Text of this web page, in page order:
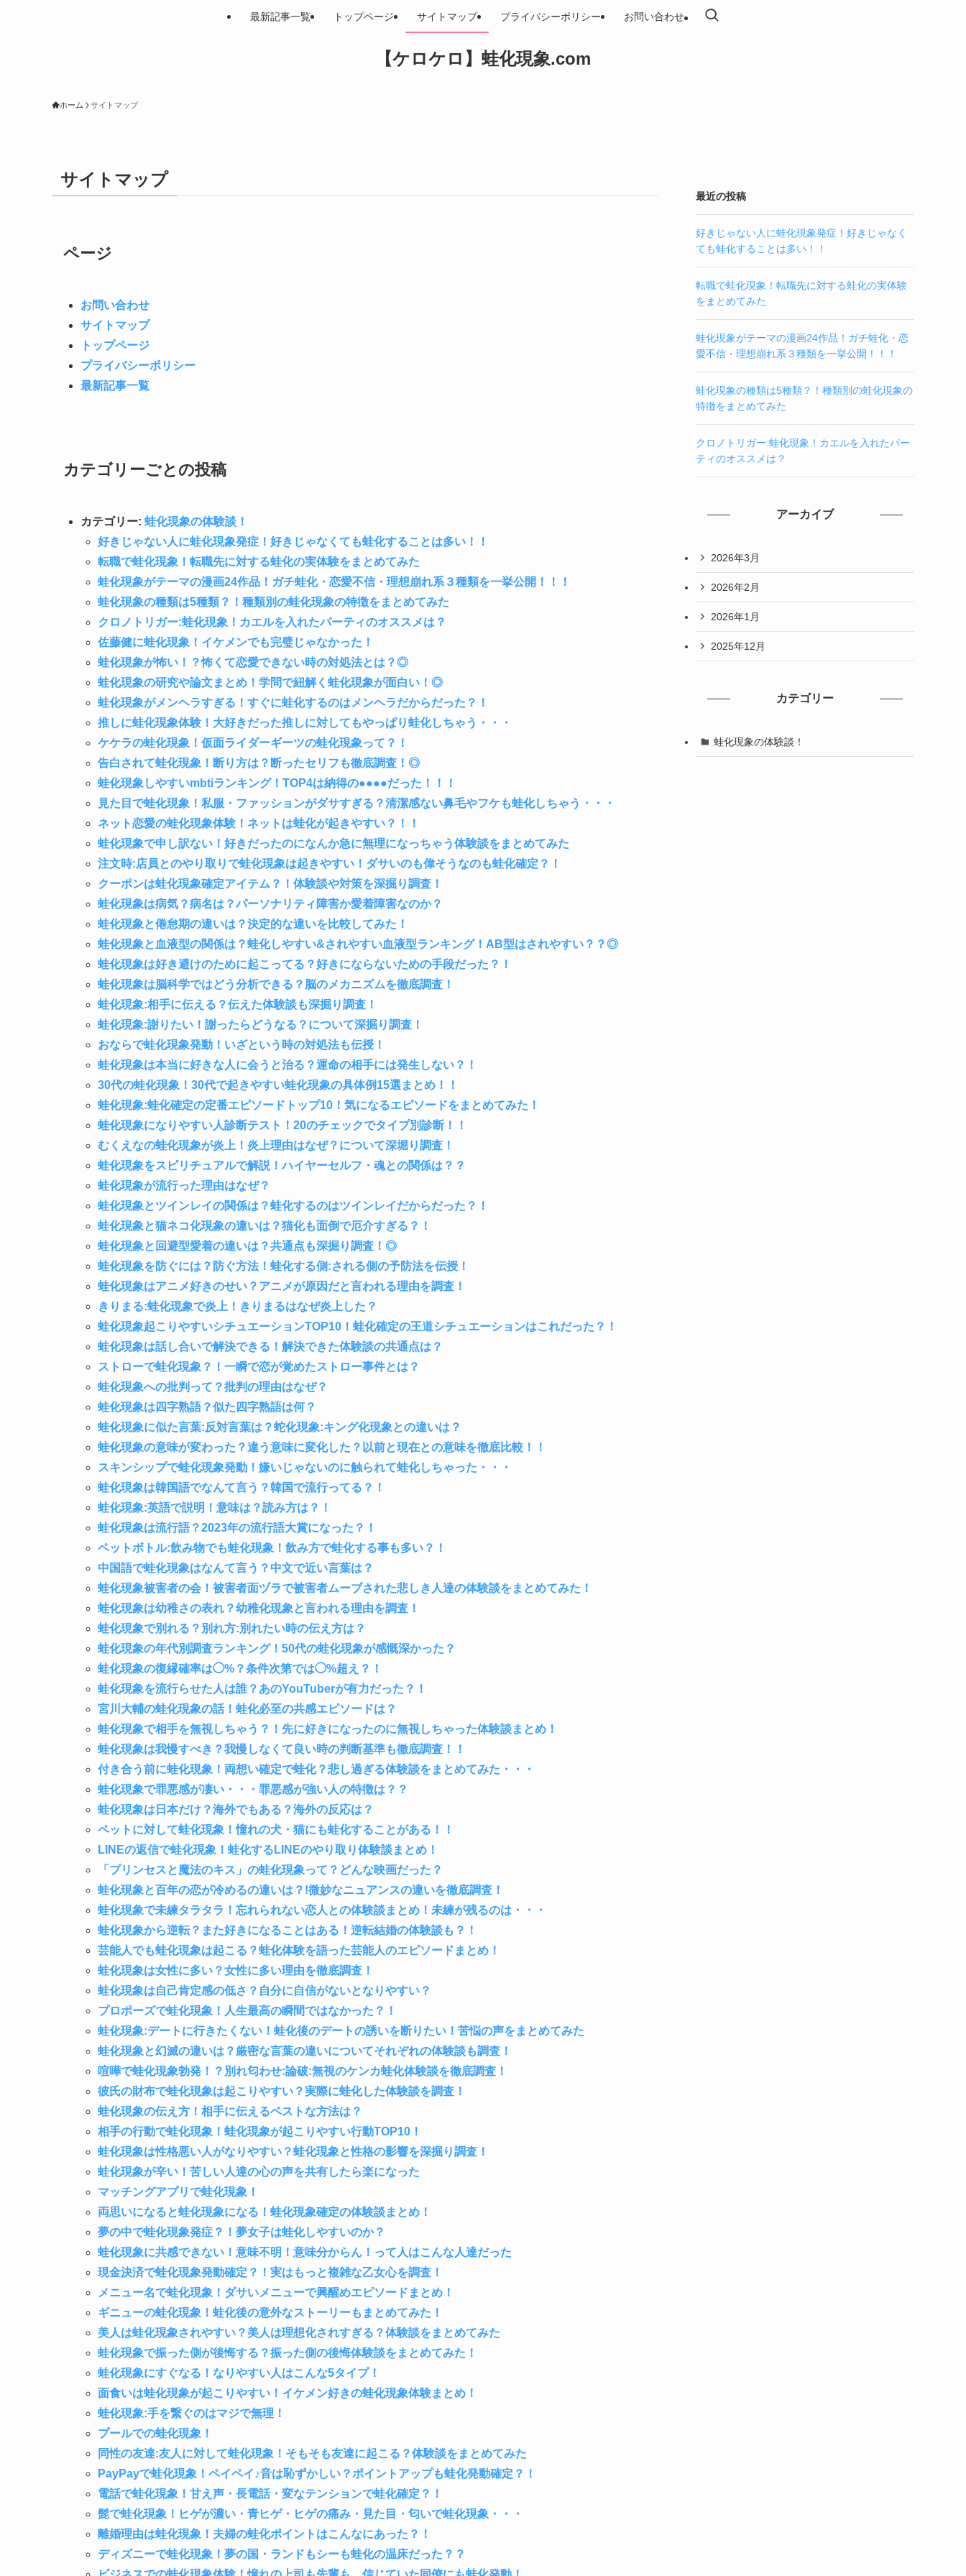
【ケロケロ】蛙化現象.com
最新記事一覧 トップページ サイトマップ プライバシーポリシー お問い合わせ
ホーム サイトマップ
サイトマップ
ページ
お問い合わせ
サイトマップ
トップページ
プライバシーポリシー
最新記事一覧
カテゴリーごとの投稿
カテゴリー: 蛙化現象の体験談！
好きじゃない人に蛙化現象発症！好きじゃなくても蛙化することは多い！！
転職で蛙化現象！転職先に対する蛙化の実体験をまとめてみた
蛙化現象がテーマの漫画24作品！ガチ蛙化・恋愛不信・理想崩れ系３種類を一挙公開！！！
蛙化現象の種類は5種類？！種類別の蛙化現象の特徴をまとめてみた
クロノトリガー:蛙化現象！カエルを入れたパーティのオススメは？
佐藤健に蛙化現象！イケメンでも完璧じゃなかった！
蛙化現象が怖い！？怖くて恋愛できない時の対処法とは？◎
蛙化現象の研究や論文まとめ！学問で紐解く蛙化現象が面白い！◎
蛙化現象がメンヘラすぎる！すぐに蛙化するのはメンヘラだからだった？！
推しに蛙化現象体験！大好きだった推しに対してもやっぱり蛙化しちゃう・・・
ケケラの蛙化現象！仮面ライダーギーツの蛙化現象って？！
告白されて蛙化現象！断り方は？断ったセリフも徹底調査！◎
蛙化現象しやすいmbtiランキング！TOP4は納得の●●●●だった！！！
見た目で蛙化現象！私服・ファッションがダサすぎる？清潔感ない鼻毛やフケも蛙化しちゃう・・・
ネット恋愛の蛙化現象体験！ネットは蛙化が起きやすい？！！
蛙化現象で申し訳ない！好きだったのになんか急に無理になっちゃう体験談をまとめてみた
注文時:店員とのやり取りで蛙化現象は起きやすい！ダサいのも偉そうなのも蛙化確定？！
クーポンは蛙化現象確定アイテム？！体験談や対策を深掘り調査！
蛙化現象は病気？病名は？パーソナリティ障害か愛着障害なのか？
蛙化現象と倦怠期の違いは？決定的な違いを比較してみた！
蛙化現象と血液型の関係は？蛙化しやすい&されやすい血液型ランキング！AB型はされやすい？？◎
蛙化現象は好き避けのために起こってる？好きにならないための手段だった？！
蛙化現象は脳科学ではどう分析できる？脳のメカニズムを徹底調査！
蛙化現象:相手に伝える？伝えた体験談も深掘り調査！
蛙化現象:謝りたい！謝ったらどうなる？について深掘り調査！
おならで蛙化現象発動！いざという時の対処法も伝授！
蛙化現象は本当に好きな人に会うと治る？運命の相手には発生しない？！
30代の蛙化現象！30代で起きやすい蛙化現象の具体例15選まとめ！！
蛙化現象:蛙化確定の定番エピソードトップ10！気になるエピソードをまとめてみた！
蛙化現象になりやすい人診断テスト！20のチェックでタイプ別診断！！
むくえなの蛙化現象が炎上！炎上理由はなぜ？について深堀り調査！
蛙化現象をスピリチュアルで解説！ハイヤーセルフ・魂との関係は？？
蛙化現象が流行った理由はなぜ？
蛙化現象とツインレイの関係は？蛙化するのはツインレイだからだった？！
蛙化現象と猫ネコ化現象の違いは？猫化も面倒で厄介すぎる？！
蛙化現象と回避型愛着の違いは？共通点も深掘り調査！◎
蛙化現象を防ぐには？防ぐ方法！蛙化する側:される側の予防法を伝授！
蛙化現象はアニメ好きのせい？アニメが原因だと言われる理由を調査！
きりまる:蛙化現象で炎上！きりまるはなぜ炎上した？
蛙化現象起こりやすいシチュエーションTOP10！蛙化確定の王道シチュエーションはこれだった？！
蛙化現象は話し合いで解決できる！解決できた体験談の共通点は？
ストローで蛙化現象？！一瞬で恋が覚めたストロー事件とは？
蛙化現象への批判って？批判の理由はなぜ？
蛙化現象は四字熟語？似た四字熟語は何？
蛙化現象に似た言葉:反対言葉は？蛇化現象:キング化現象との違いは？
蛙化現象の意味が変わった？違う意味に変化した？以前と現在との意味を徹底比較！！
スキンシップで蛙化現象発動！嫌いじゃないのに触られて蛙化しちゃった・・・
蛙化現象は韓国語でなんて言う？韓国で流行ってる？！
蛙化現象:英語で説明！意味は？読み方は？！
蛙化現象は流行語？2023年の流行語大賞になった？！
ペットボトル:飲み物でも蛙化現象！飲み方で蛙化する事も多い？！
中国語で蛙化現象はなんて言う？中文で近い言葉は？
蛙化現象被害者の会！被害者面ヅラで被害者ムーブされた悲しき人達の体験談をまとめてみた！
蛙化現象は幼稚さの表れ？幼稚化現象と言われる理由を調査！
蛙化現象で別れる？別れ方:別れたい時の伝え方は？
蛙化現象の年代別調査ランキング！50代の蛙化現象が感慨深かった？
蛙化現象の復縁確率は◯%？条件次第では◯%超え？！
蛙化現象を流行らせた人は誰？あのYouTuberが有力だった？！
宮川大輔の蛙化現象の話！蛙化必至の共感エピソードは？
蛙化現象で相手を無視しちゃう？！先に好きになったのに無視しちゃった体験談まとめ！
蛙化現象は我慢すべき？我慢しなくて良い時の判断基準も徹底調査！！
付き合う前に蛙化現象！両想い確定で蛙化？悲し過ぎる体験談をまとめてみた・・・
蛙化現象で罪悪感が凄い・・・罪悪感が強い人の特徴は？？
蛙化現象は日本だけ？海外でもある？海外の反応は？
ペットに対して蛙化現象！憧れの犬・猫にも蛙化することがある！！
LINEの返信で蛙化現象！蛙化するLINEのやり取り体験談まとめ！
「プリンセスと魔法のキス」の蛙化現象って？どんな映画だった？
蛙化現象と百年の恋が冷めるの違いは？!微妙なニュアンスの違いを徹底調査！
蛙化現象で未練タラタラ！忘れられない恋人との体験談まとめ！未練が残るのは・・・
蛙化現象から逆転？また好きになることはある！逆転結婚の体験談も？！
芸能人でも蛙化現象は起こる？蛙化体験を語った芸能人のエピソードまとめ！
蛙化現象は女性に多い？女性に多い理由を徹底調査！
蛙化現象は自己肯定感の低さ？自分に自信がないとなりやすい？
プロポーズで蛙化現象！人生最高の瞬間ではなかった？！
蛙化現象:デートに行きたくない！蛙化後のデートの誘いを断りたい！苦悩の声をまとめてみた
蛙化現象と幻滅の違いは？厳密な言葉の違いについてそれぞれの体験談も調査！
喧嘩で蛙化現象勃発！？別れ匂わせ:論破:無視のケンカ蛙化体験談を徹底調査！
彼氏の財布で蛙化現象は起こりやすい？実際に蛙化した体験談を調査！
蛙化現象の伝え方！相手に伝えるベストな方法は？
相手の行動で蛙化現象！蛙化現象が起こりやすい行動TOP10！
蛙化現象は性格悪い人がなりやすい？蛙化現象と性格の影響を深掘り調査！
蛙化現象が辛い！苦しい人達の心の声を共有したら楽になった
マッチングアプリで蛙化現象！
両思いになると蛙化現象になる！蛙化現象確定の体験談まとめ！
夢の中で蛙化現象発症？！夢女子は蛙化しやすいのか？
蛙化現象に共感できない！意味不明！意味分からん！って人はこんな人達だった
現金決済で蛙化現象発動確定？！実はもっと複雑な乙女心を調査！
メニュー名で蛙化現象！ダサいメニューで興醒めエピソードまとめ！
ギニューの蛙化現象！蛙化後の意外なストーリーもまとめてみた！
美人は蛙化現象されやすい？美人は理想化されすぎる？体験談をまとめてみた
蛙化現象で振った側が後悔する？振った側の後悔体験談をまとめてみた！
蛙化現象にすぐなる！なりやすい人はこんな5タイプ！
面食いは蛙化現象が起こりやすい！イケメン好きの蛙化現象体験まとめ！
蛙化現象:手を繋ぐのはマジで無理！
プールでの蛙化現象！
同性の友達:友人に対して蛙化現象！そもそも友達に起こる？体験談をまとめてみた
PayPayで蛙化現象！ペイペイ♪音は恥ずかしい？ポイントアップも蛙化発動確定？！
電話で蛙化現象！甘え声・長電話・変なテンションで蛙化確定？！
髭で蛙化現象！ヒゲが濃い・青ヒゲ・ヒゲの痛み・見た目・匂いで蛙化現象・・・
離婚理由は蛙化現象！夫婦の蛙化ポイントはこんなにあった？！
ディズニーで蛙化現象！夢の国・ランドもシーも蛙化の温床だった？？
最近の投稿
好きじゃない人に蛙化現象発症！好きじゃなく
ても蛙化することは多い！！
転職で蛙化現象！転職先に対する蛙化の実体験
をまとめてみた
蛙化現象がテーマの漫画24作品！ガチ蛙化・恋
愛不信・理想崩れ系３種類を一挙公開！！！
蛙化現象の種類は5種類？！種類別の蛙化現象の
特徴をまとめてみた
クロノトリガー:蛙化現象！カエルを入れたパー
ティのオススメは？
アーカイブ
2026年3月
2026年2月
2026年1月
2025年12月
カテゴリー
蛙化現象の体験談！